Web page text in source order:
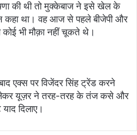
की थी तो मुक्केबाज ने इसे खेल के
कहा था। वह आज से पहले बीजेपी और
कोई भी मौक़ा नहीं चूकते थे।
एक्स पर विजेंदर सिंह ट्रेंड करने
यूज़र ने तरह-तरह के तंज कसे और
दिलाए।